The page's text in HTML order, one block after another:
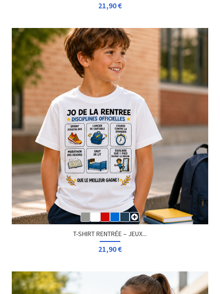
21,90 €
T-SHIRT RENTRÉE – JEUX...
21,90 €